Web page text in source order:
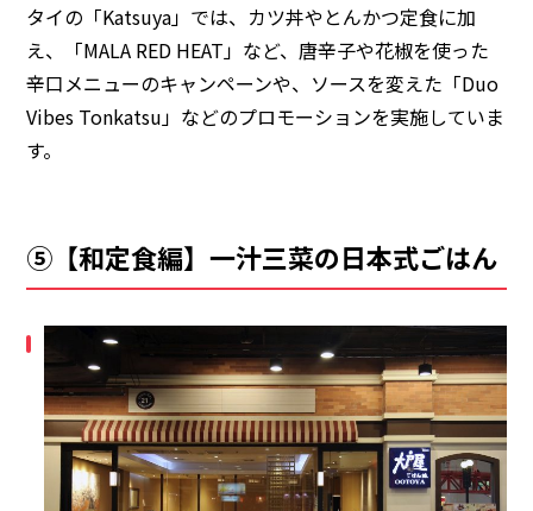
タイの「Katsuya」では、カツ丼やとんかつ定食に加
え、「MALA RED HEAT」など、唐辛子や花椒を使った
辛口メニューのキャンペーンや、ソースを変えた「Duo
Vibes Tonkatsu」などのプロモーションを実施していま
す。
⑤【和定食編】一汁三菜の日本式ごはん